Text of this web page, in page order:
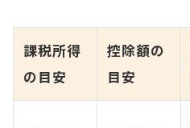
課税所得
の目安
控除額の
目安